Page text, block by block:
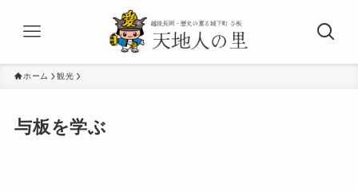
ホーム 観光
与板を学ぶ